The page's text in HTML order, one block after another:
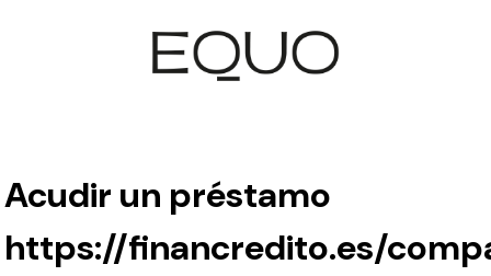
Acudir un préstamo
https://financredito.es/